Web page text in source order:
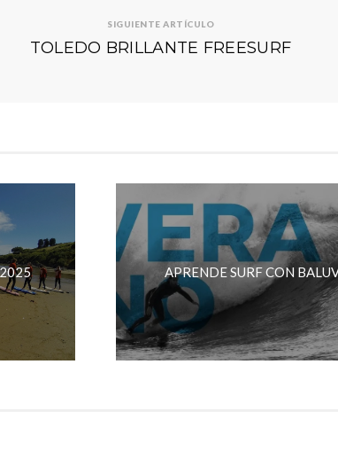
SIGUIENTE ARTÍCULO
TOLEDO BRILLANTE FREESURF
APRENDE SURF CON